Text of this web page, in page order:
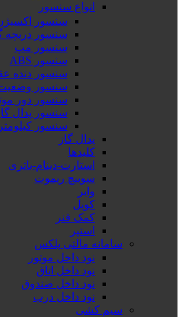
انواع سنسور
سنسور
سنسور دریچه
سنسور مپ
سنسور ABS
سنسور دنده
سنسور
سنسور دور
سنسور پدال
سنسور کیلومتر
پدال گاز
کلیدها
استارت-دینام-باتری
سوییچ ریموت
وایر
کویل
کمک فنر
استپر
سامانه مالتی پلکس
نود داخل موتور
نود داخل اتاق
نود داخل صندوق
نود داخل درب
سیم کشی